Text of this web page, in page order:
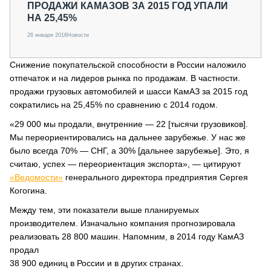
О ПРОЕКТЕ
ПРОДАЖИ КАМАЗОВ ЗА 2015 ГОД УПАЛИ
НА 25,45%
26 января 2016Новости
Снижение покупательской способности в России наложило
отпечаток и на лидеров рынка по продажам. В частности.
продажи грузовых автомобилей и шасси КамАЗ за 2015 год
сократились на 25,45% по сравнению с 2014 годом.
«29 000 мы продали, внутренние — 22 [тысячи грузовиков].
Мы переориентировались на дальнее зарубежье. У нас же
было всегда 70% — СНГ, а 30% [дальнее зарубежье]. Это, я
считаю, успех — переориентация экспорта», — цитируют
«Ведомости» генерального директора предприятия Сергея
Когогина.
Между тем, эти показатели выше планируемых
производителем. Изначально компания прогнозировала
реализовать 28 800 машин. Напомним, в 2014 году КамАЗ
продал
38 900 единиц в России и в других странах.